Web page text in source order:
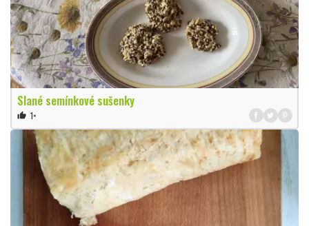
Slané semínkové sušenky
thumb_up 1×